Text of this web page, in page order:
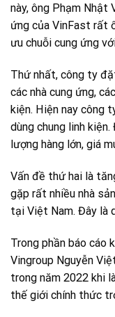
này, ông Phạm Nhật
ứng của VinFast rất
ưu chuỗi cung ứng
Thứ nhất, công ty
các nhà cung ứng,
kiện. Hiện nay công
dùng chung linh
lượng hàng lớn, giá
Vấn đề thứ hai là
gặp rất nhiều nhà
tại Việt Nam. Đây là
Trong phần báo cáo
Vingroup Nguyễn
trong năm 2022 khi
thế giới chính thức